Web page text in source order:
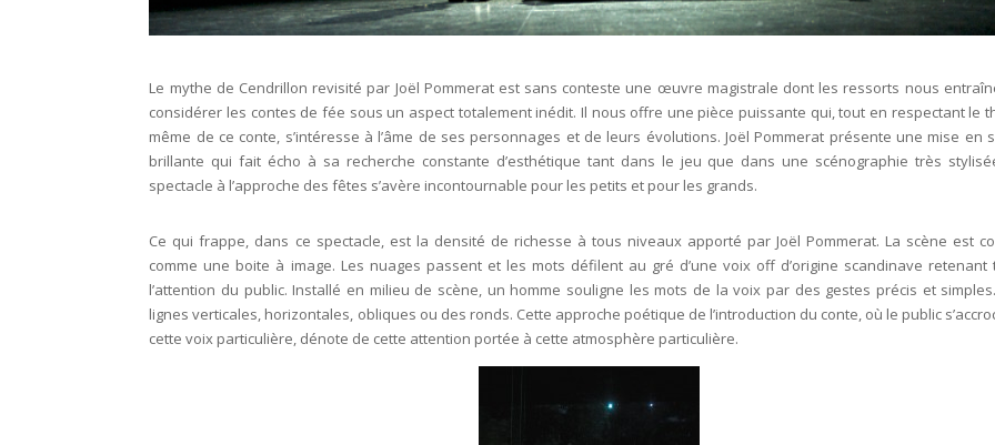
Le mythe de Cendrillon revisité par Joël Pommerat est sans conteste une œuvre magistrale dont les ressorts nous
considérer les contes de fée sous un aspect totalement inédit. Il nous offre une pièce puissante qui, tout en respectant le
même de ce conte, s’intéresse à l’âme de ses personnages et de leurs évolutions. Joël Pommerat présente une mise en
brillante qui fait écho à sa recherche constante d’esthétique tant dans le jeu que dans une scénographie très
spectacle à l’approche des fêtes s’avère incontournable pour les petits et pour les grands.
Ce qui frappe, dans ce spectacle, est la densité de richesse à tous niveaux apporté par Joël Pommerat. La scène est
comme une boite à image. Les nuages passent et les mots défilent au gré d’une voix off d’origine scandinave retenant
l’attention du public. Installé en milieu de scène, un homme souligne les mots de la voix par des gestes précis et
lignes verticales, horizontales, obliques ou des ronds. Cette approche poétique de l’introduction du conte, où le public
cette voix particulière, dénote de cette attention portée à cette atmosphère particulière.